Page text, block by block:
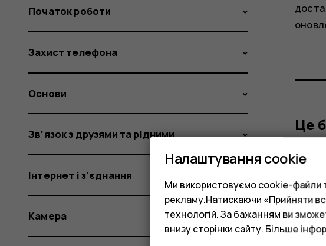
Це
Початок роботи
Захист телефона
Основи
Зв’язок з друзями та рідними
Інтернет і з’єднання
Камера
Налаштування cookie
Ми використовуємо cookie-файли
рекламу.Натискаючи «Прийняти
технологій. За бажанням ви
внизу сторінки сайту. Більше